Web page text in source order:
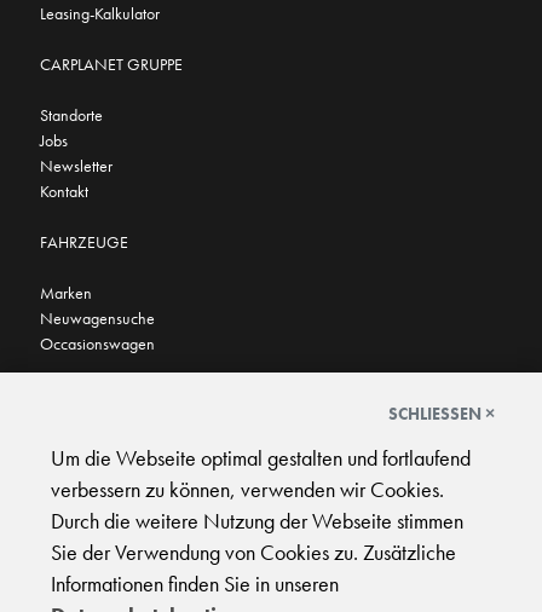
Leasing-Kalkulator
CARPLANET GRUPPE
Standorte
Jobs
Newsletter
Kontakt
FAHRZEUGE
Marken
Neuwagensuche
Occasionswagen
AGB|Impressum|Datenschutz|Support
SCHLIESSEN ×
Um die Webseite optimal gestalten und fortlaufend
verbessern zu können, verwenden wir Cookies.
Durch die weitere Nutzung der Webseite stimmen
Sie der Verwendung von Cookies zu. Zusätzliche
Informationen finden Sie in unseren